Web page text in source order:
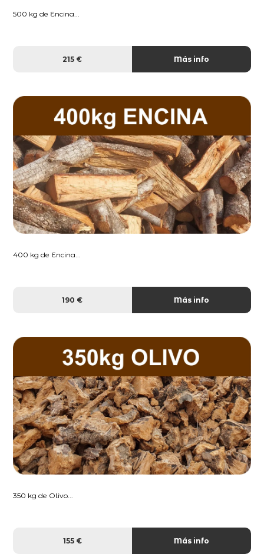
500 kg de Encina...
215 € Más info
400 kg de Encina...
190 € Más info
350 kg de Olivo...
155 € Más info